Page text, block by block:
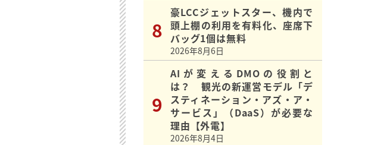
豪LCCジェットスター、機内で
頭上棚の利用を有料化、座席下
バッグ1個は無料
2026年8月6日
AIが変えるDMOの役割と
は？ 観光の新運営モデル「デ
スティネーション・アズ・ア・
サービス」（DaaS）が必要な
理由【外電】
2026年8月4日